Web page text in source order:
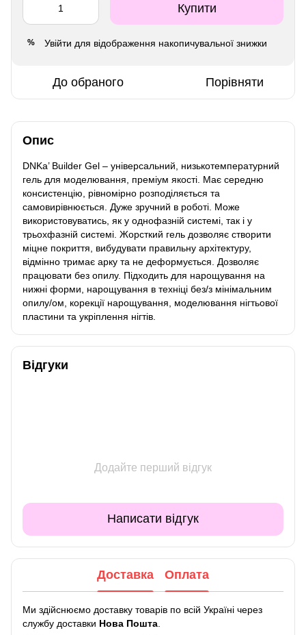
Купити
% Увійти для відображення накопичувальної знижки
До обраного Порівняти
Опис
DNKa’ Builder Gel – універсальний, низькотемпературний
гель для моделювання, преміум якості. Має середню
консистенцію, рівномірно розподіляється та
самовирівнюється. Дуже зручний в роботі. Може
використовуватись, як у однофазній системі, так і у
трьохфазній системі. Жорсткий гель дозволяє створити
міцне покриття, вибудувати правильну архітектуру,
відмінно тримає арку та не деформується. Дозволяє
працювати без опилу. Підходить для нарощування на
нижні форми, нарощування в техніці без/з мінімальним
опилу/ом, корекції нарощування, моделювання нігтьової
пластини та укріплення нігтів.
Відгуки
Додайте перший відгук
Написати відгук
Доставка Оплата
Ми здійснюємо доставку товарів по всій Україні через
службу доставки Нова Пошта